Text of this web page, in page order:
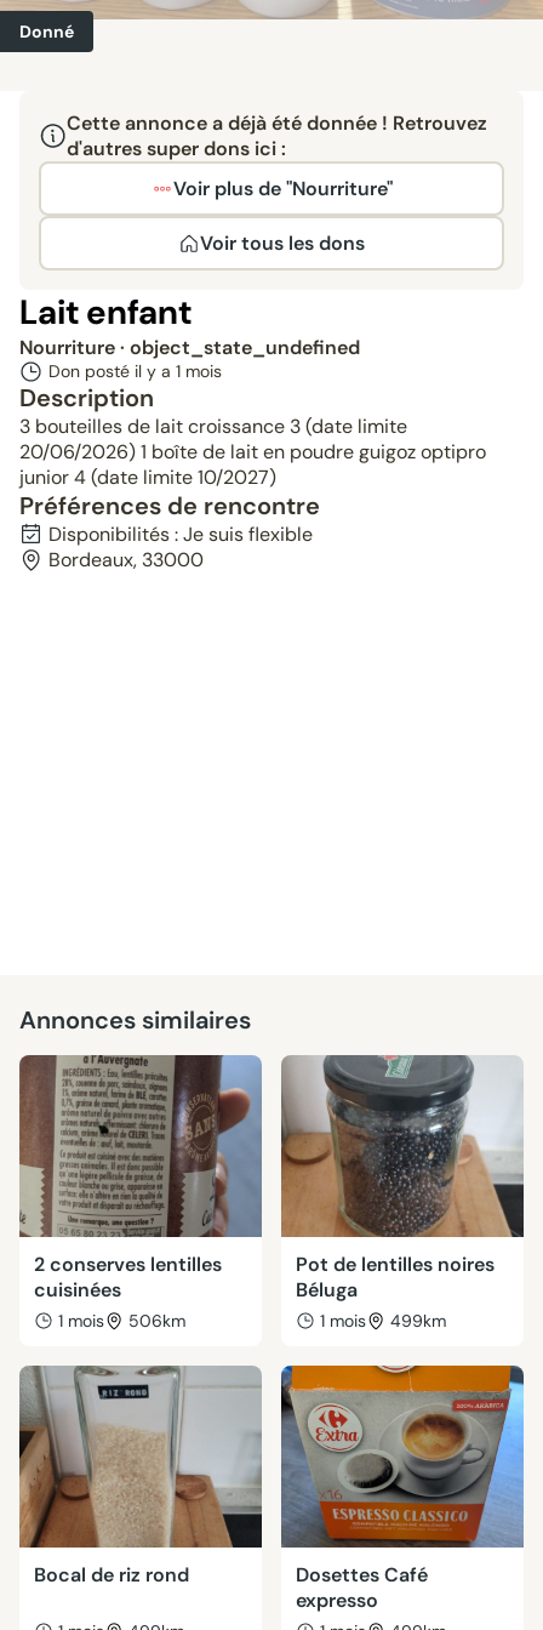
Donné
Cette annonce a déjà été donnée ! Retrouvez
d'autres super dons ici :
Voir plus de "Nourriture"
Voir tous les dons
Lait enfant
Nourriture· object_state_undefined
Don posté il y a 1 mois
Description
3 bouteilles de lait croissance 3 (date limite
20/06/2026) 1 boîte de lait en poudre guigoz optipro
junior 4 (date limite 10/2027)
Préférences de rencontre
Disponibilités : Je suis flexible
Bordeaux, 33000
Annonces similaires
2 conserves lentilles
cuisinées
1 mois 506km
Pot de lentilles noires
Béluga
1 mois 499km
Bocal de riz rond
Dosettes Café
expresso